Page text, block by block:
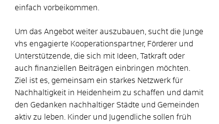
einfach vorbeikommen.
Um das Angebot weiter auszubauen, sucht die Junge
vhs engagierte Kooperationspartner, Förderer und
Unterstützende, die sich mit Ideen, Tatkraft oder
auch finanziellen Beiträgen einbringen möchten.
Ziel ist es, gemeinsam ein starkes Netzwerk für
Nachhaltigkeit in Heidenheim zu schaffen und damit
den Gedanken nachhaltiger Städte und Gemeinden
aktiv zu leben. Kinder und Jugendliche sollen früh